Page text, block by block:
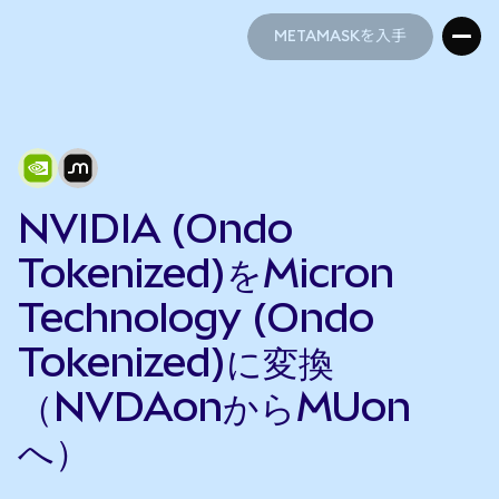
METAMASKを入手
NVIDIA (Ondo
Tokenized)をMicron
Technology (Ondo
Tokenized)に変換
（NVDAonからMUon
へ）